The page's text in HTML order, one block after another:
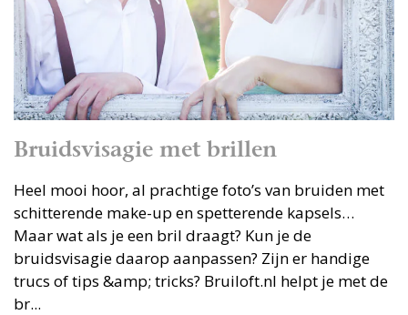
Bruidsvisagie met brillen
Heel mooi hoor, al prachtige foto’s van bruiden met
schitterende make-up en spetterende kapsels…
Maar wat als je een bril draagt? Kun je de
bruidsvisagie daarop aanpassen? Zijn er handige
trucs of tips &amp; tricks? Bruiloft.nl helpt je met de
br...